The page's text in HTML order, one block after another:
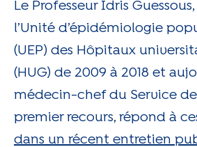
Le Professeur Idris
l’Unité d’épidémiologie
(UEP) des Hôpitaux
(HUG) de 2009 à 2018 et
médecin-chef du Service
premier recours, répond à
dans un récent entretien